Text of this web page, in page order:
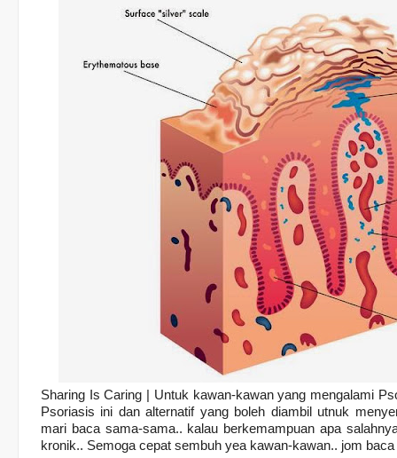
Sharing Is Caring | Untuk kawan-kawan yang mengalami
Psoriasis ini dan alternatif yang boleh diambil utnuk
mari baca sama-sama.. kalau berkemampuan apa
kronik.. Semoga cepat sembuh yea kawan-kawan.. jom